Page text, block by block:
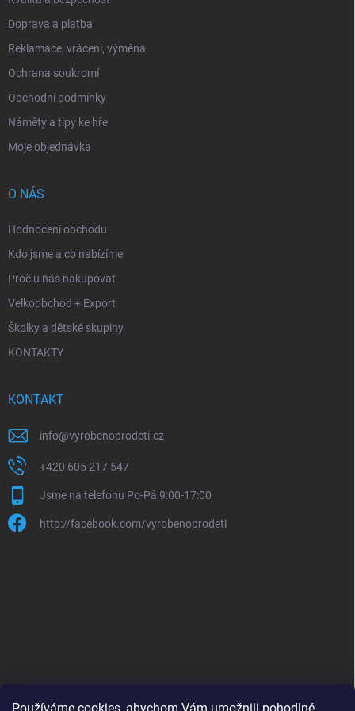
Doprava a platba
Reklamace, vrácení, výměna
Ochrana soukromí
Obchodní podmínky
Náměty a tipy ke hře
Moje objednávka
O NÁS
Hodnocení obchodu
Kdo jsme a co nabízíme
Proč u nás nakupovat
Velkoobchod + Export
Školky a dětské skupiny
KONTAKTY
KONTAKT
info@vyrobenoprodeti.cz
+420 605 217 547
Jsme na telefonu Po-Pá 9:00-17:00
http://facebook.com/vyrobenoprodeti